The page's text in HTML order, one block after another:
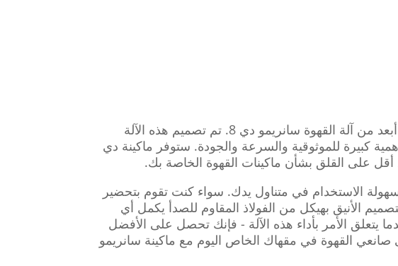
هل تبحث عن آلة قهوة فعالة وموثوقة لتشغيل أعمال المقهى الجديدة الخاصة بك؟ لا تنظر أبعد من آلة القهوة سانريمو دي 8. تم تصميم هذه الآلة
كبيرة للموثوقية والسرعة والجودة. ستوفر ماكينة دي
من سهولة الاستخدام في متناول يدك. سواء كنت تقوم بتحضير
الأنيق بهيكل من الفولاذ المقاوم للصدأ يكمل أي
يتعلق الأمر بأداء هذه الآلة - فإنك تحصل على الأفضل
صانعي القهوة في مقهاك الخاص اليوم مع ماكينة سانريمو